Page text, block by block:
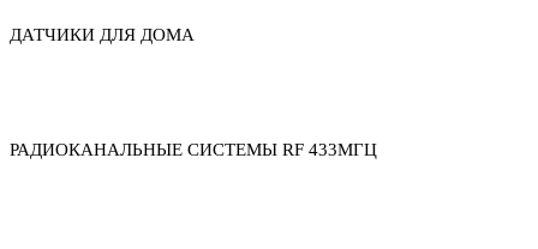
ДАТЧИКИ ДЛЯ ДОМА
РАДИОКАНАЛЬНЫЕ СИСТЕМЫ RF 433МГЦ